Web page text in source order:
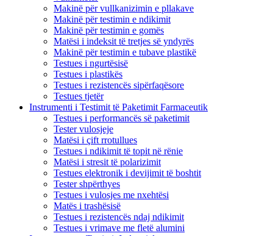
Makinë për vullkanizimin e pllakave
Makinë për testimin e ndikimit
Makinë për testimin e gomës
Matësi i indeksit të tretjes së yndyrës
Makinë për testimin e tubave plastikë
Testues i ngurtësisë
Testues i plastikës
Testues i rezistencës sipërfaqësore
Testues tjetër
Instrumenti i Testimit të Paketimit Farmaceutik
Testues i performancës së paketimit
Tester vulosjeje
Matësi i çift rrotullues
Testues i ndikimit të topit në rënie
Matësi i stresit të polarizimit
Testues elektronik i devijimit të boshtit
Tester shpërthyes
Testues i vulosjes me nxehtësi
Matës i trashësisë
Testues i rezistencës ndaj ndikimit
Testues i vrimave me fletë alumini